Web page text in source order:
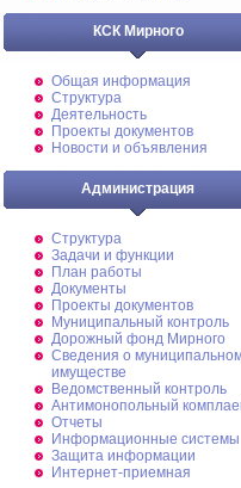
КСК Мирного
Общая информация
Структура
Деятельность
Проекты документов
Новости и объявления
Администрация
Структура
Задачи и функции
План работы
Документы
Проекты документов
Муниципальный контроль
Дорожный фонд Мирного
Cведения о
имуществе
Ведомственный контроль
Антимонопольный
Отчеты
Информационные системы
Защита информации
Интернет-приемная